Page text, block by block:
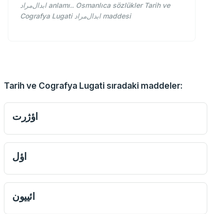
ابدال‌مراد anlamı.. Osmanlıca sözlükler Tarih ve
Cografya Lugati ابدال‌مراد maddesi
Tarih ve Cografya Lugati sıradaki maddeler:
اؤ‌‌ژرت
اؤل
ائییون